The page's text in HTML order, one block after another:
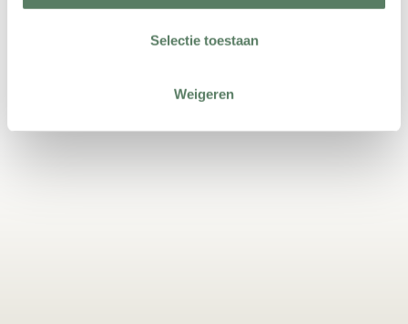
Selectie toestaan
Weigeren
te zorgen.